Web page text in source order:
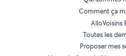
Comment ça
AlloVoisins
Toutes les
Proposer mes